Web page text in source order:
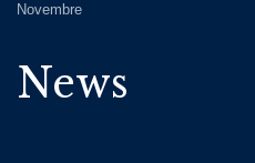
Novembre
News